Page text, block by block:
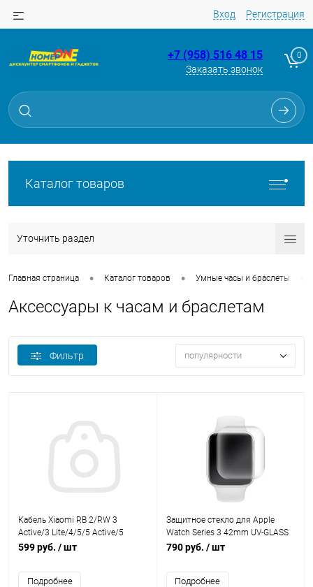
Вход Регистрация
+7 (958) 516 48 15
Заказать звонок
0
Каталог товаров
Уточнить раздел
Главная страница • Каталог товаров • Умные часы и браслеты
Аксессуары к часам и браслетам
Фильтр популярности
Кабель Xiaomi RB 2/RW 3
Active/3 Lite/4/5/5 Active/5
Lite/SB 8/8 Active/8 Pro/9/9
599 руб. / шт
Подробнее
Защитное стекло для Apple
Watch Series 3 42mm UV-GLASS
Pero
790 руб. / шт
Подробнее